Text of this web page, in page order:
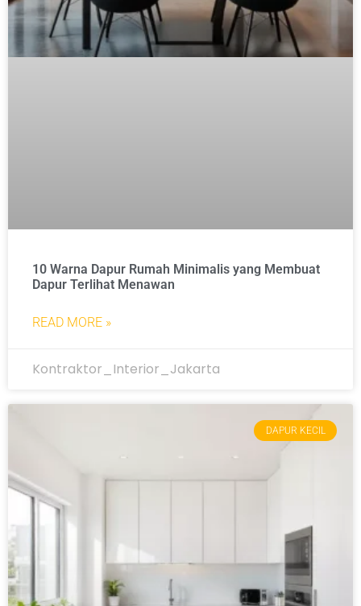
10 Warna Dapur Rumah Minimalis yang Membuat
Dapur Terlihat Menawan
READ MORE »
Kontraktor_Interior_Jakarta
DAPUR KECIL